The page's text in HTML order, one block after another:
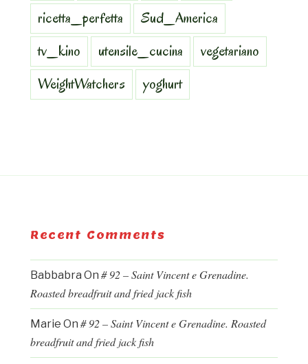
ricetta_perfetta
Sud_America
tv_kino
utensile_cucina
vegetariano
WeightWatchers
yoghurt
Recent Comments
Babbabra On # 92 – Saint Vincent e Grenadine.
Roasted breadfruit and fried jack fish
Marie On # 92 – Saint Vincent e Grenadine. Roasted
breadfruit and fried jack fish